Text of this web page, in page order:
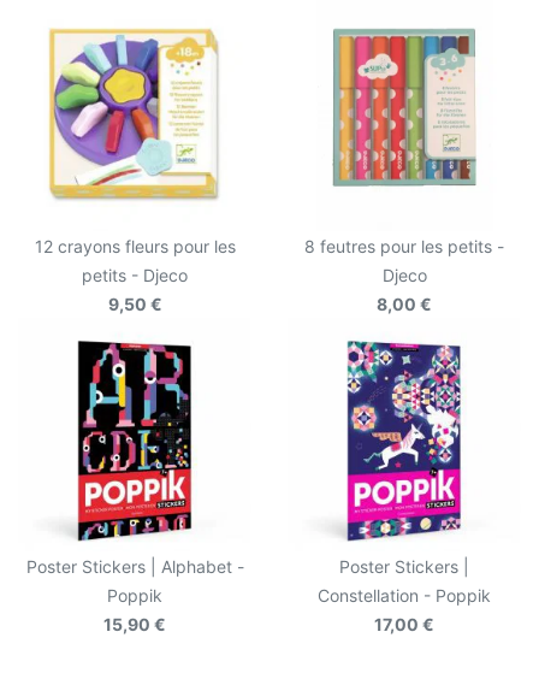
12 crayons fleurs pour les
petits - Djeco
9,50 €
8 feutres pour les petits -
Djeco
8,00 €
Poster Stickers | Alphabet -
Poppik
15,90 €
Poster Stickers |
Constellation - Poppik
17,00 €